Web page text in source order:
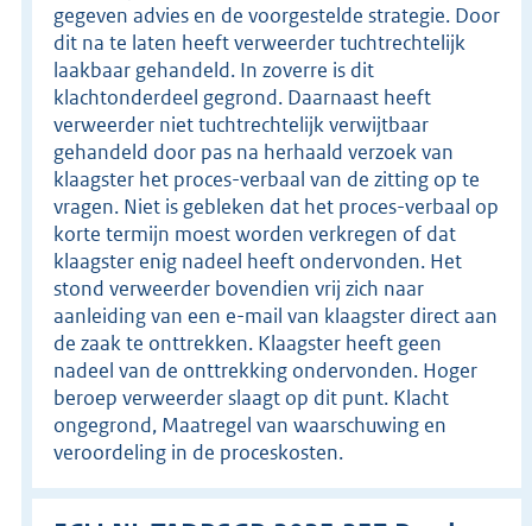
gegeven advies en de voorgestelde strategie. Door
dit na te laten heeft verweerder tuchtrechtelijk
laakbaar gehandeld. In zoverre is dit
klachtonderdeel gegrond. Daarnaast heeft
verweerder niet tuchtrechtelijk verwijtbaar
gehandeld door pas na herhaald verzoek van
klaagster het proces-verbaal van de zitting op te
vragen. Niet is gebleken dat het proces-verbaal op
korte termijn moest worden verkregen of dat
klaagster enig nadeel heeft ondervonden. Het
stond verweerder bovendien vrij zich naar
aanleiding van een e-mail van klaagster direct aan
de zaak te onttrekken. Klaagster heeft geen
nadeel van de onttrekking ondervonden. Hoger
beroep verweerder slaagt op dit punt. Klacht
ongegrond, Maatregel van waarschuwing en
veroordeling in de proceskosten.